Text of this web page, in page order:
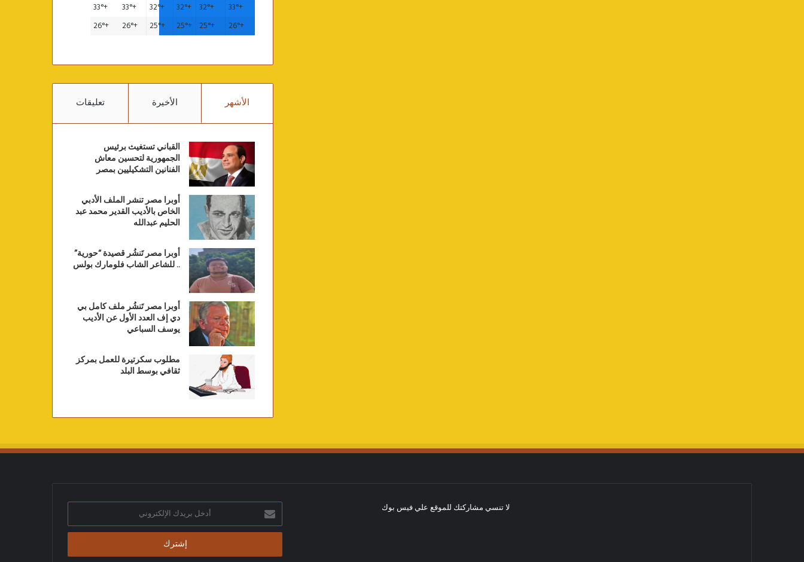
+
33°
+
32°
+
32°
+
32°
+
33°
+
33°
+
26°
+
25°
+
25°
+
25°
+
26°
+
26°
الأشهر الأخيرة تعليقات
القباني تستغيث برئيس
الجمهورية لتحسين معاش
الفنانين التشكيليين بمصر
أوبرا مصر تنشر الملف الأدبي
الخاص بالأديب القدير محمد عبد
الحليم عبدالله
أوبرا مصر تَنشُر قصيدة “حورية”
.. للشاعر الشاب فلومارك بولس
أوبرا مصر تَنشُر ملف كامل بي
دي إف العدد الأول عن الأديب
يوسف السباعي
مطلوب سكرتيرة للعمل بمركز
ثقافي بوسط البلد
لا تنسي مشاركتك للموقع علي فيس بوك
أدخل
بريدك
الإلكتروني